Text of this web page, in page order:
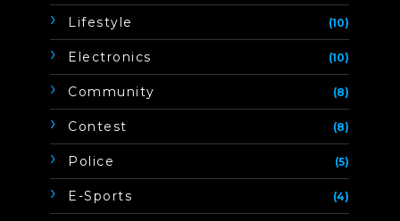
Lifestyle (10)
Electronics (10)
Community (8)
Contest (8)
Police (5)
E-Sports (4)